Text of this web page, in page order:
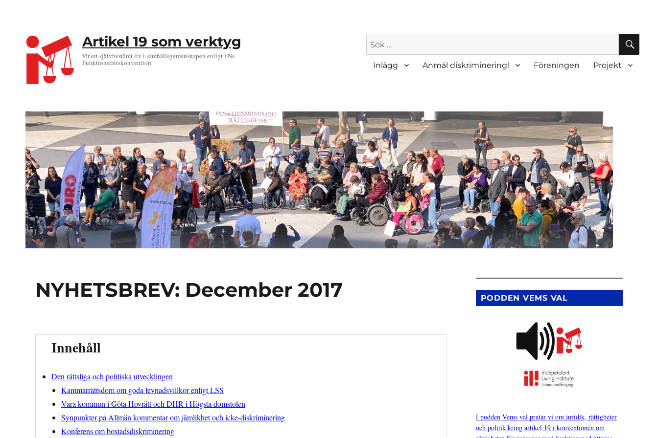
Artikel 19 som verktyg
för ett självbestämt liv i samhällsgemenskapen enligt FNs
Funktionsrättskonvention
Sök
efter:
SÖK
Inlägg Anmäl diskriminering! Föreningen Projekt
NYHETSBREV: December 2017
Innehåll
Den rättsliga och politiska utvecklingen
Kammarrättsdom om goda levnadsvillkor enligt LSS
Vara kommun i Göta Hovrätt och DHR i Högsta domstolen
Synpunkter på Allmän kommentar om jämlikhet och icke-diskriminering
Konferens om bostadsdiskriminering
PODDEN VEMS VAL
I podden Vems val pratar vi om juridik, rättigheter
och politik kring artikel 19 i konventionen om